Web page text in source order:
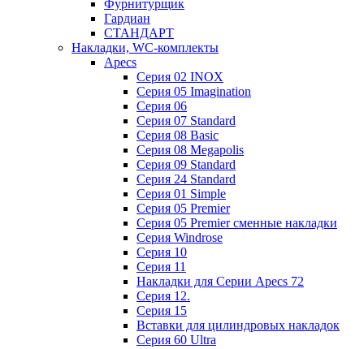
Фурнитурщик
Гардиан
СТАНДАРТ
Накладки, WC-комплекты
Apecs
Cерия 02 INOX
Cерия 05 Imagination
Cерия 06
Cерия 07 Standard
Cерия 08 Basic
Cерия 08 Megapolis
Cерия 09 Standard
Cерия 24 Standard
Серия 01 Simple
Серия 05 Premier
Серия 05 Premier сменные накладки
Cерия Windrose
Серия 10
Серия 11
Накладки для Серии Apecs 72
Серия 12.
Серия 15
Вставки для цилиндровых накладок
Серия 60 Ultra